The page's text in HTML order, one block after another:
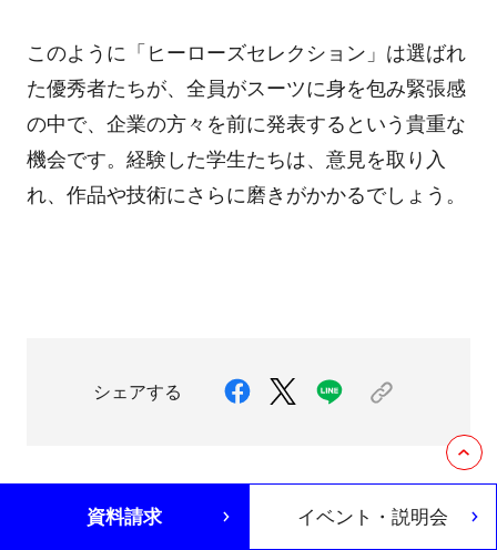
このように「ヒーローズセレクション」は選ばれ
た優秀者たちが、全員がスーツに身を包み緊張感
の中で、企業の方々を前に発表するという貴重な
機会です。経験した学生たちは、意見を取り入
れ、作品や技術にさらに磨きがかかるでしょう。
シェアする
資料請求 イベント・説明会